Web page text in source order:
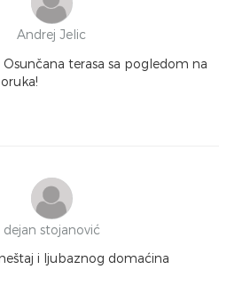
Andrej Jelic
terasa sa pogledom na
dejan stojanović
i ljubaznog domaćina